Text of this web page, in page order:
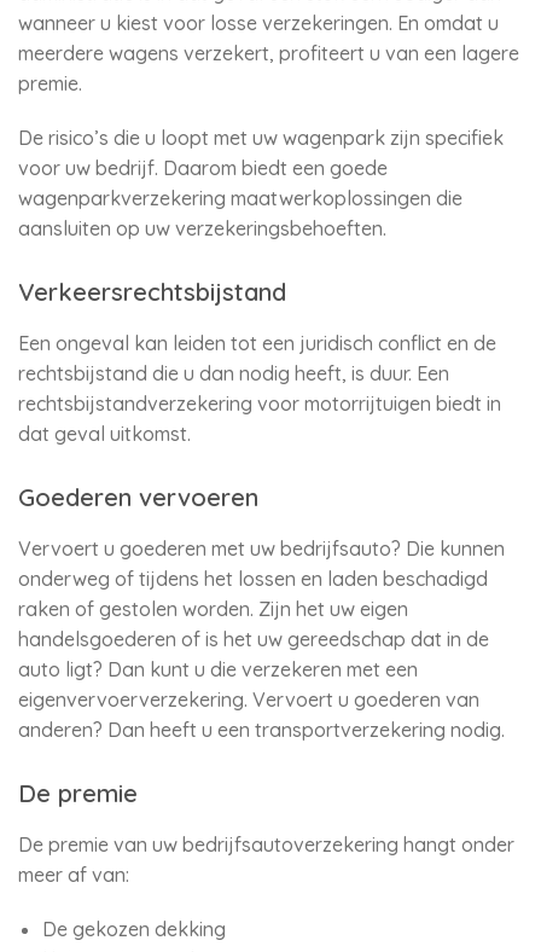
wanneer u kiest voor losse verzekeringen. En omdat u
meerdere wagens verzekert, profiteert u van een lagere
premie.
De risico’s die u loopt met uw wagenpark zijn specifiek
voor uw bedrijf. Daarom biedt een goede
wagenparkverzekering maatwerkoplossingen die
aansluiten op uw verzekeringsbehoeften.
Verkeersrechtsbijstand
Een ongeval kan leiden tot een juridisch conflict en de
rechtsbijstand die u dan nodig heeft, is duur. Een
rechtsbijstandverzekering voor motorrijtuigen biedt in
dat geval uitkomst.
Goederen vervoeren
Vervoert u goederen met uw bedrijfsauto? Die kunnen
onderweg of tijdens het lossen en laden beschadigd
raken of gestolen worden. Zijn het uw eigen
handelsgoederen of is het uw gereedschap dat in de
auto ligt? Dan kunt u die verzekeren met een
eigenvervoerverzekering. Vervoert u goederen van
anderen? Dan heeft u een transportverzekering nodig.
De premie
De premie van uw bedrijfsautoverzekering hangt onder
meer af van:
De gekozen dekking